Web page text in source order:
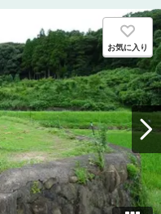
お気に入り